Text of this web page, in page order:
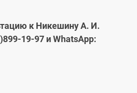
к Никешину А. И.
19-97 и WhatsApp: